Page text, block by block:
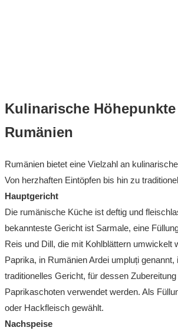
Kulinarische
Rumänien
Rumänien bietet eine Vielzahl an
Von herzhaften Eintöpfen bis hin zu
Hauptgericht
Die rumänische Küche ist deftig und
bekannteste Gericht ist Sarmale, eine
Reis und Dill, die mit Kohlblättern umwickelt
Paprika, in Rumänien Ardei umpluți genannt,
traditionelles Gericht, für dessen
Paprikaschoten verwendet werden. Als
oder Hackfleisch gewählt.
Nachspeise